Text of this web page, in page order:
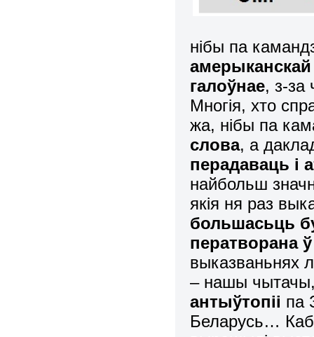
нібы па
галоўнае, з-за
Многія, хто
жа, нібы па
слова, а
перадаваць
найбольш
якія ня раз
большасьць
ператворана
выказваньнях
– нашы
антыўтопіі па
Беларусь…